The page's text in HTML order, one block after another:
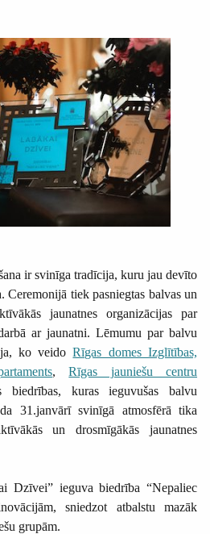
ir svinīga tradīcija, kuru jau devīto
Ceremonijā tiek pasniegtas balvas un
jaunatnes organizācijas par
ar jaunatni. Lēmumu par balvu
ko veidoRīgas domes Izglītības,
,Rīgas jauniešu centru
kuras ieguvušas balvu
31.janvārī svinīgā atmosfērā tika
un drosmīgākās jaunatnes
Dzīvei” ieguva biedrība “Nepaliec
sniedzot atbalstu mazāk
grupām.